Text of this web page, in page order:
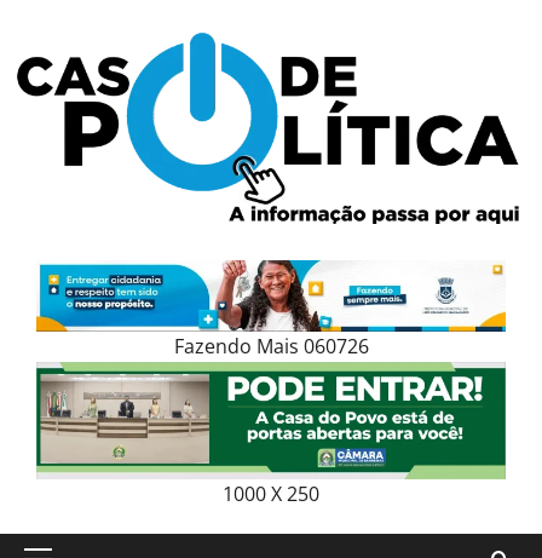
content
Fazendo Mais 060726
1000 X 250